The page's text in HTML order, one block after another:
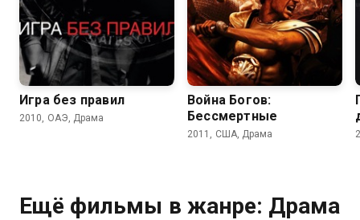
6.6 6.8
Игра без правил
2010, ОАЭ, Драма
5.9 6.0
Война Богов:
Бессмертные
2011, США, Драма
Ещё фильмы в жанре: Драма